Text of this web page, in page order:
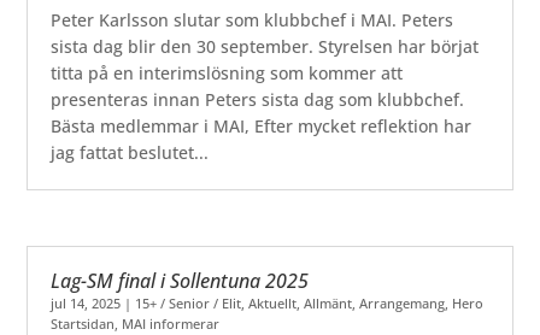
Peter Karlsson slutar som klubbchef i MAI. Peters
sista dag blir den 30 september. Styrelsen har börjat
titta på en interimslösning som kommer att
presenteras innan Peters sista dag som klubbchef.
Bästa medlemmar i MAI, Efter mycket reflektion har
jag fattat beslutet...
Lag-SM final i Sollentuna 2025
jul 14, 2025 | 15+ / Senior / Elit,Aktuellt,Allmänt,Arrangemang, Hero
Startsidan, MAI informerar